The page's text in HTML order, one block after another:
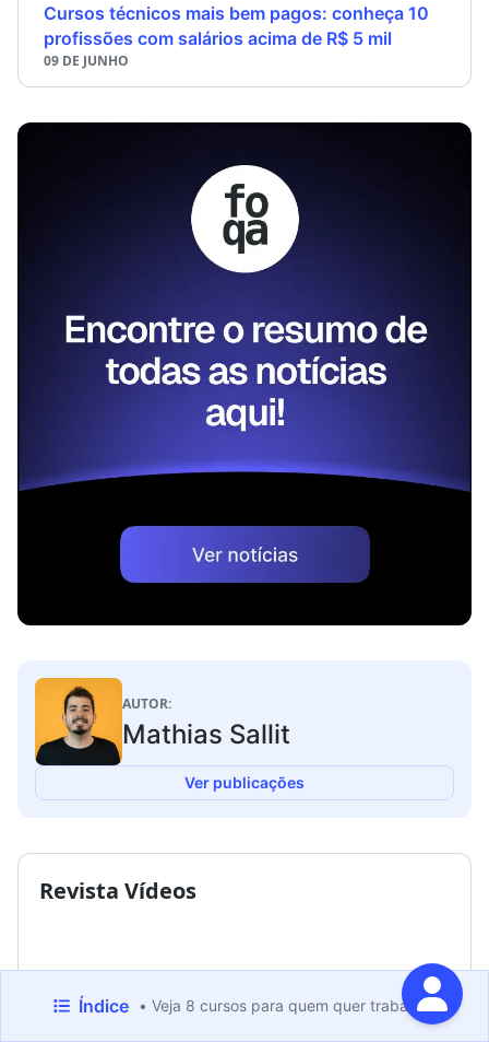
Cursos técnicos mais bem pagos: conheça 10
profissões com salários acima de R$ 5 mil
09 DE JUNHO
AUTOR:
Mathias Sallit
Ver publicações
Revista Vídeos
Índice • Veja 8 cursos para quem quer trabalhar com